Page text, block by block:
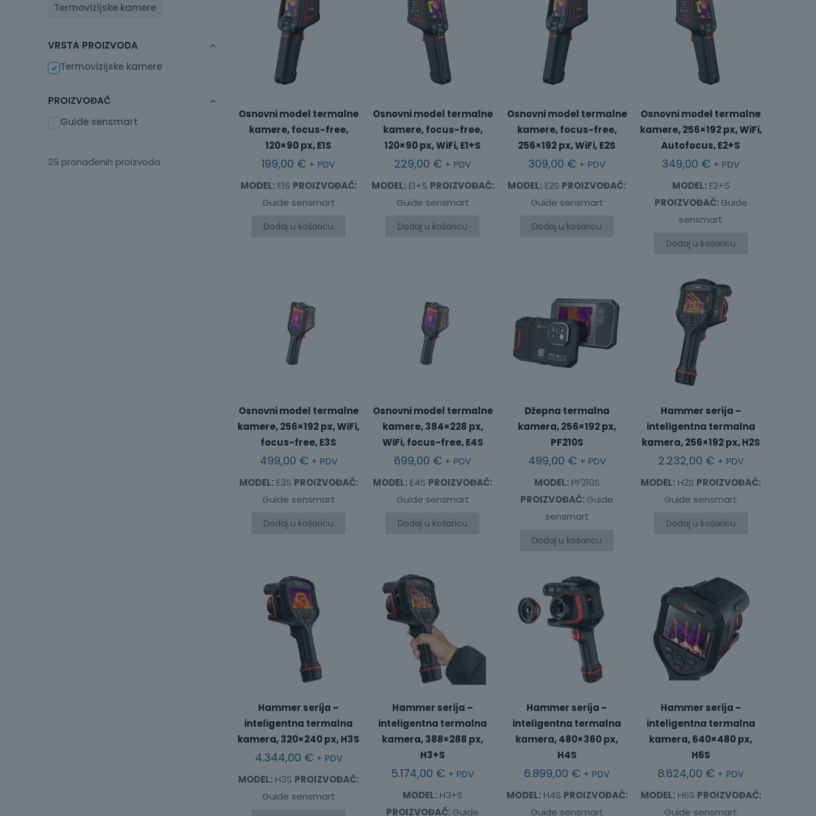
r
c
Termovizijske kamere
VRSTA PROIZVODA
Termovizijske kamere
PROIZVOĐAČ
Guide sensmart
25 pronađenih proizvoda
Osnovni model termalne
kamere, focus-free,
120×90 px, E1S
199,00 € + PDV
MODEL:E1S PROIZVOĐAČ:
Guide sensmart
Dodaj u košaricu
Osnovni model termalne
kamere, focus-free,
120×90 px, WiFi, E1+S
229,00 € + PDV
MODEL:E1+S PROIZVOĐAČ:
Guide sensmart
Dodaj u košaricu
Osnovni model termalne
kamere, focus-free,
256×192 px, WiFi, E2S
309,00 € + PDV
MODEL: E2S PROIZVOĐAČ:
Guide sensmart
Dodaj u košaricu
Osnovni model termalne
kamere, 256×192 px, WiFi,
Autofocus, E2+S
349,00 € + PDV
MODEL:E2+S
PROIZVOĐAČ:Guide
sensmart
Dodaj u košaricu
Osnovni model termalne
kamere, 256×192 px, WiFi,
focus-free, E3S
499,00 € + PDV
MODEL:E3S PROIZVOĐAČ:
Guide sensmart
Dodaj u košaricu
Osnovni model termalne
kamere, 384×228 px,
WiFi, focus-free, E4S
699,00 € + PDV
MODEL: E4S PROIZVOĐAČ:
Guide sensmart
Dodaj u košaricu
Džepna termalna
kamera, 256×192 px,
PF210S
499,00 € + PDV
MODEL:PF210S
PROIZVOĐAČ:Guide
sensmart
Dodaj u košaricu
Hammer serija –
inteligentna termalna
kamera, 256×192 px, H2S
2.232,00 € + PDV
MODEL: H2S PROIZVOĐAČ:
Guide sensmart
Dodaj u košaricu
Hammer serija –
inteligentna termalna
kamera, 320×240 px, H3S
4.344,00 € + PDV
MODEL: H3S PROIZVOĐAČ:
Guide sensmart
Hammer serija –
inteligentna termalna
kamera, 388×288 px,
H3+S
5.174,00 € + PDV
MODEL: H3+S
PROIZVOĐAČ:Guide
Hammer serija –
inteligentna termalna
kamera, 480×360 px,
H4S
6.899,00 € + PDV
MODEL:H4S PROIZVOĐAČ:
Guide sensmart
Hammer serija –
inteligentna termalna
kamera, 640×480 px,
H6S
8.624,00 € + PDV
MODEL:H6S PROIZVOĐAČ:
Guide sensmart